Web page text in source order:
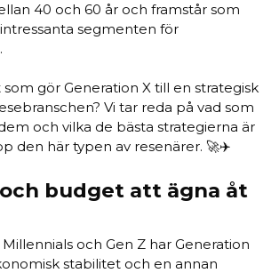
40 och 60 år och framstår som
segmenten för
gör Generation X till en strategisk
Vi tar reda på vad som
och vilka de bästa strategierna är
den här typen av resenärer. 🚀✈️
budget att ägna åt
och Gen Z har Generation
stabilitet och en annan